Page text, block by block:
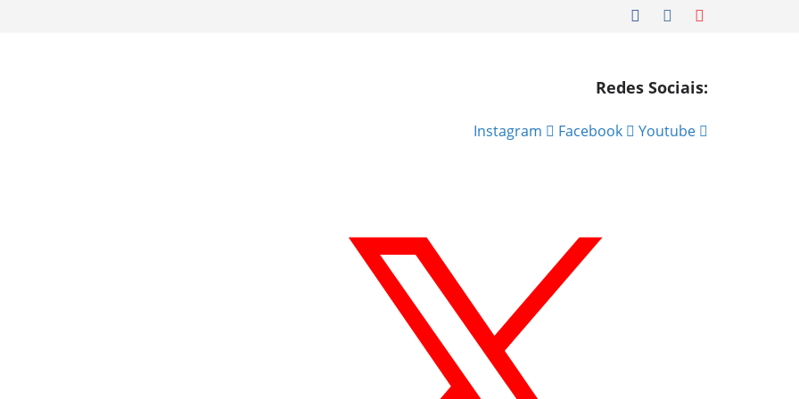
Redes Sociais:
Instagram Facebook Youtube